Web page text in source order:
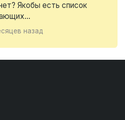
Якобы есть список
назад